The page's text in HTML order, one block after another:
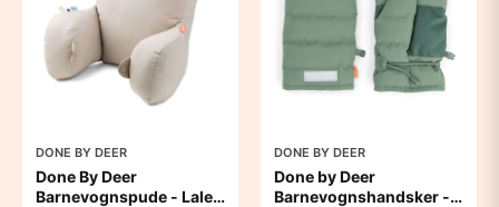
DONE BY DEER
Done By Deer
Barnevognspude - Lalee
DONE BY DEER
Done by Deer
Barnevognshandsker -